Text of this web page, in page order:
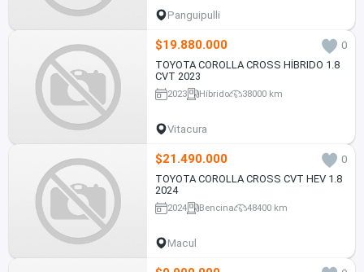
Panguipulli
$19.880.000
0
TOYOTA COROLLA CROSS HÍBRIDO 1.8
CVT 2023
2023 Híbrido 38000 km
Vitacura
$21.490.000
0
TOYOTA COROLLA CROSS CVT HEV 1.8
2024
2024 Bencina 48400 km
Macul